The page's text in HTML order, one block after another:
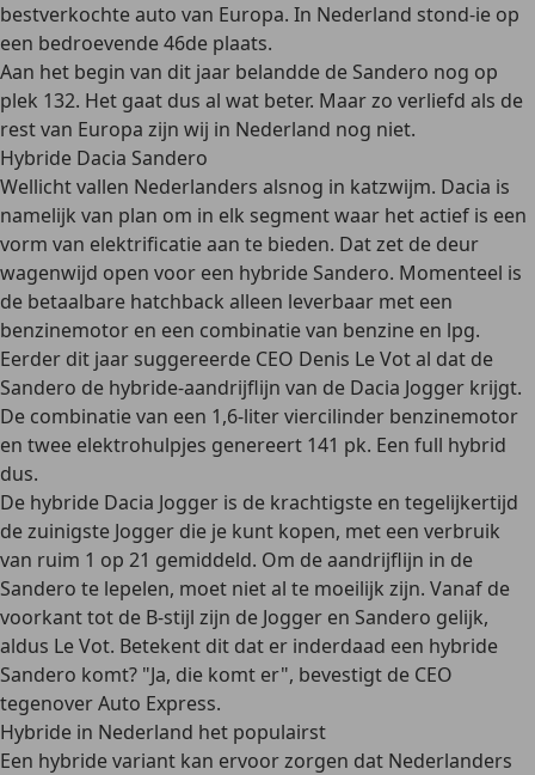
bestverkochte auto van Europa. In Nederland stond-ie op
een bedroevende 46de plaats.
Aan het begin van dit jaar belandde de Sandero nog op
plek 132. Het gaat dus al wat beter. Maar zo verliefd als de
rest van Europa zijn wij in Nederland nog niet.
Hybride Dacia Sandero
Wellicht vallen Nederlanders alsnog in katzwijm. Dacia is
namelijk van plan om in elk segment waar het actief is een
vorm van elektrificatie aan te bieden. Dat zet de deur
wagenwijd open voor een hybride Sandero. Momenteel is
de betaalbare hatchback alleen leverbaar met een
benzinemotor en een combinatie van benzine en lpg.
Eerder dit jaar suggereerde CEO Denis Le Vot al dat de
Sandero de hybride-aandrijflijn van de Dacia Jogger krijgt.
De combinatie van een 1,6-liter viercilinder benzinemotor
en twee elektrohulpjes genereert 141 pk. Een full hybrid
dus.
De hybride Dacia Jogger is de krachtigste en tegelijkertijd
de zuinigste Jogger die je kunt kopen, met een verbruik
van ruim 1 op 21 gemiddeld. Om de aandrijflijn in de
Sandero te lepelen, moet niet al te moeilijk zijn. Vanaf de
voorkant tot de B-stijl zijn de Jogger en Sandero gelijk,
aldus Le Vot. Betekent dit dat er inderdaad een hybride
Sandero komt? "Ja, die komt er", bevestigt de CEO
tegenover Auto Express.
Hybride in Nederland het populairst
Een hybride variant kan ervoor zorgen dat Nederlanders